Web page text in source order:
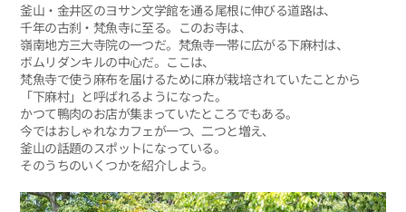
釜山・金井区のヨサン文学館を通る尾根に伸びる道路は、
千年の古刹・梵魚寺に至る。このお寺は、
嶺南地方三大寺院の一つだ。梵魚寺一帯に広がる下麻村は、
ボムリダンキルの中心だ。ここは、
梵魚寺で使う麻布を届けるために麻が栽培されていたことから
「下麻村」と呼ばれるようになった。
かつて鴨肉のお店が集まっていたところでもある。
今ではおしゃれなカフェが一つ、二つと増え､
釜山の話題のスポットになっている。
そのうちのいくつかを紹介しよう。